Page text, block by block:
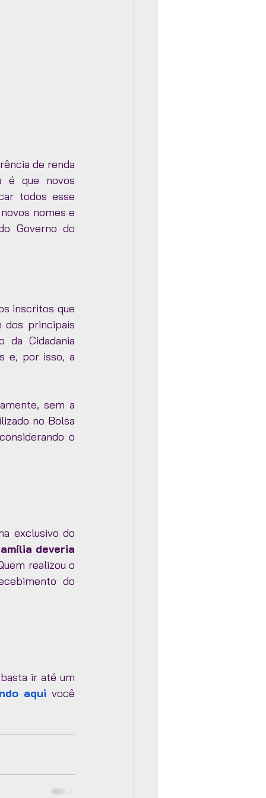
de renda
é que novos
todos esse
nomes e
Governo do
inscritos que
principais
da Cidadania
e, por isso, a
sem a
no Bolsa
o
exclusivo do
deveria
realizou o
do
ir até um
aqui você